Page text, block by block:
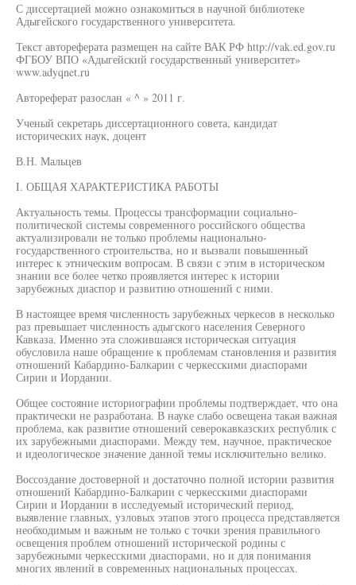
С диссертацией можно ознакомиться в научной библиотеке
Адыгейского государственного университета.
Текст автореферата размещен на сайте ВАК РФ http://vak.ed.gov.ru
ФГБОУ ВПО «Адыгейский государственный университет»
www.adyqnet.ru
Автореферат разослан « ^ » 2011 г.
Ученый секретарь диссертационного совета, кандидат
исторических наук, доцент
В.Н. Мальцев
I. ОБЩАЯ ХАРАКТЕРИСТИКА РАБОТЫ
Актуальность темы. Процессы трансформации социально-
политической системы современного российского общества
актуализировали не только проблемы национально-
государственного строительства, но и вызвали повышенный
интерес к этническим вопросам. В связи с этим в историческом
знании все более четко проявляется интерес к истории
зарубежных диаспор и развитию отношений с ними.
В настоящее время численность зарубежных черкесов в несколько
раз превышает численность адыгского населения Северного
Кавказа. Именно эта сложившаяся историческая ситуация
обусловила наше обращение к проблемам становления и развития
отношений Кабардино-Балкарии с черкесскими диаспорами
Сирии и Иордании.
Общее состояние историографии проблемы подтверждает, что она
практически не разработана. В науке слабо освещена такая важная
проблема, как развитие отношений северокавказских республик с
их зарубежными диаспорами. Между тем, научное, практическое
и идеологическое значение данной темы исключительно велико.
Воссоздание достоверной и достаточно полной истории развития
отношений Кабардино-Балкарии с черкесскими диаспорами
Сирии и Иордании в исследуемый исторический период,
выявление главных, узловых этапов этого процесса представляется
необходимым и важным не только с точки зрения правильного
освещения проблем отношений исторической родины с
зарубежными черкесскими диаспорами, но и для понимания
многих явлений в современных национальных процессах.